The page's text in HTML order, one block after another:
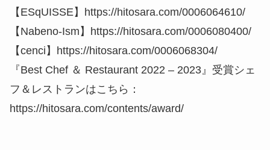
【ESqUISSE】https://hitosara.com/0006064610/
【Nabeno-Ism】https://hitosara.com/0006080400/
【cenci】https://hitosara.com/0006068304/
『Best Chef ＆ Restaurant 2022 – 2023』受賞シェ
フ＆レストランはこちら：
https://hitosara.com/contents/award/